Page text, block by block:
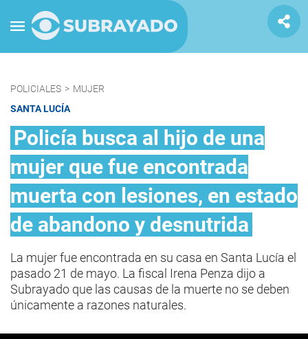
POLICIALES > MUJER
SANTA LUCÍA
Policía busca al hijo de una
mujer que fue encontrada
muerta con lesiones, en estado
de abandono y desnutrida
La mujer fue encontrada en su casa en Santa Lucía el
pasado 21 de mayo. La fiscal Irena Penza dijo a
Subrayado que las causas de la muerte no se deben
únicamente a razones naturales.